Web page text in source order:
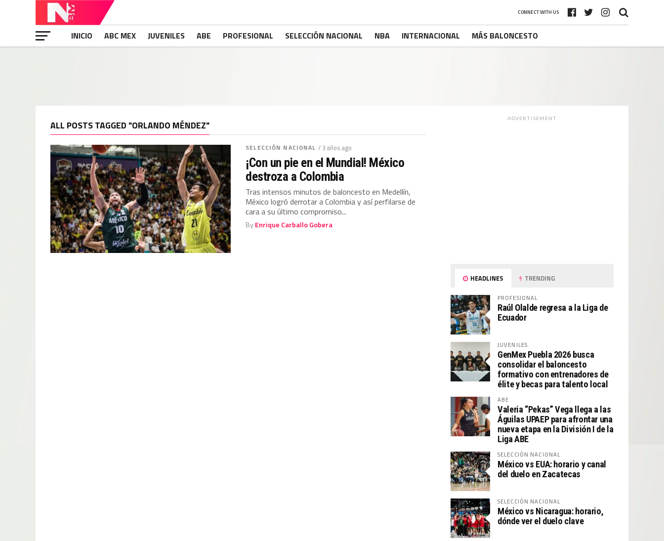
CONNECT WITH US
INICIO ABC MEX JUVENILES ABE PROFESIONAL SELECCIÓN NACIONAL NBA INTERNACIONAL MÁS BALONCESTO
ALL POSTS TAGGED "ORLANDO MÉNDEZ"
SELECCIÓN NACIONAL / 3 años ago
¡Con un pie en el Mundial! México
destroza a Colombia
Tras intensos minutos de baloncesto en Medellín,
México logró derrotar a Colombia y así perfilarse de
cara a su último compromiso...
ByEnrique Carballo Gobera
ADVERTISEMENT
HEADLINES TRENDING
PROFESIONAL
Raúl Olalde regresa a la Liga de
Ecuador
JUVENILES
GenMex Puebla 2026 busca
consolidar el baloncesto
formativo con entrenadores de
élite y becas para talento local
ABE
Valeria “Pekas” Vega llega a las
Águilas UPAEP para afrontar una
nueva etapa en la División I de la
Liga ABE
SELECCIÓN NACIONAL
México vs EUA: horario y canal
del duelo en Zacatecas
SELECCIÓN NACIONAL
México vs Nicaragua: horario,
dónde ver el duelo clave